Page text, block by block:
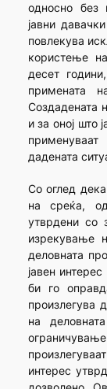
односно без
јавни
повлекува
користење
десет
примената
Создадената
и за оној што
дадената
Со оглед
на среќа,
утврдени со
изрекување
деловната
јавен
би го
произлегува
на
интерес